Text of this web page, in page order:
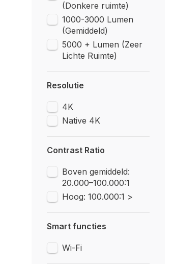
(Donkere ruimte)
1000-3000 Lumen
(Gemiddeld)
5000 + Lumen (Zeer
Lichte Ruimte)
Resolutie
4K
Native 4K
Contrast Ratio
Boven gemiddeld:
20.000–100.000:1
Hoog: 100.000:1 >
Smart functies
Wi-Fi